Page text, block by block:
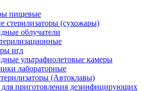
пищевые
стерилизаторы (сухожары)
облучатели
игл
ультрафиолетовые камеры
лабораторные
(Автоклавы)
приготовления дезинфицирующих